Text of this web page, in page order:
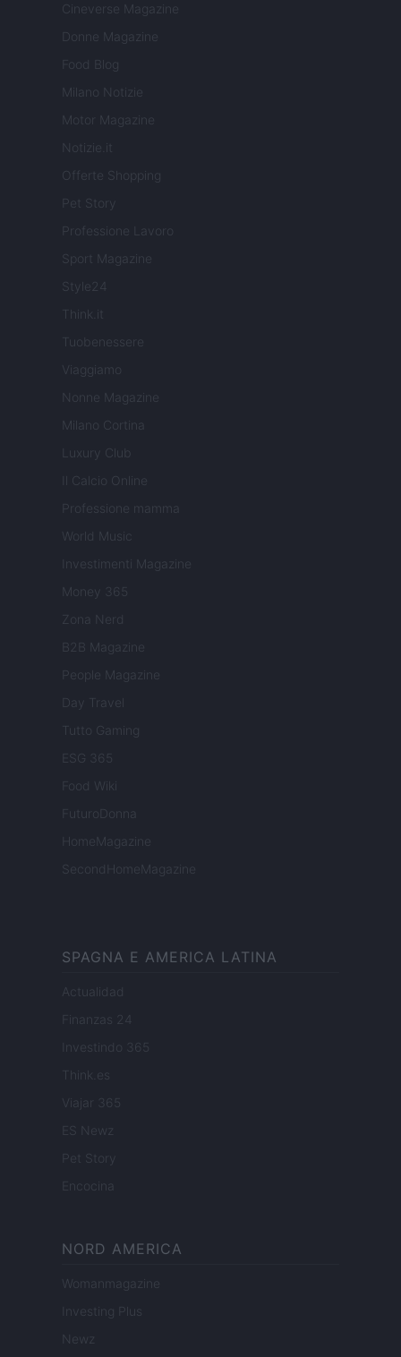
Cineverse Magazine
Donne Magazine
Food Blog
Milano Notizie
Motor Magazine
Notizie.it
Offerte Shopping
Pet Story
Professione Lavoro
Sport Magazine
Style24
Think.it
Tuobenessere
Viaggiamo
Nonne Magazine
Milano Cortina
Luxury Club
Il Calcio Online
Professione mamma
World Music
Investimenti Magazine
Money 365
Zona Nerd
B2B Magazine
People Magazine
Day Travel
Tutto Gaming
ESG 365
Food Wiki
FuturoDonna
HomeMagazine
SecondHomeMagazine
SPAGNA E AMERICA LATINA
Actualidad
Finanzas 24
Investindo 365
Think.es
Viajar 365
ES Newz
Pet Story
Encocina
NORD AMERICA
Womanmagazine
Investing Plus
Newz